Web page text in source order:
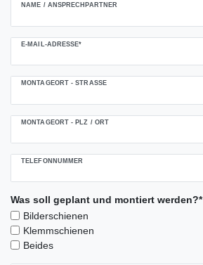
NAME / ANSPRECHPARTNER
E-MAIL-ADRESSE*
MONTAGEORT - STRASSE
MONTAGEORT - PLZ / ORT
TELEFONNUMMER
Was soll geplant und montiert werden?*
Bilderschienen
Klemmschienen
Beides